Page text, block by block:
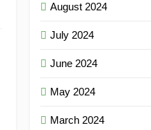
August 2024
July 2024
June 2024
May 2024
March 2024